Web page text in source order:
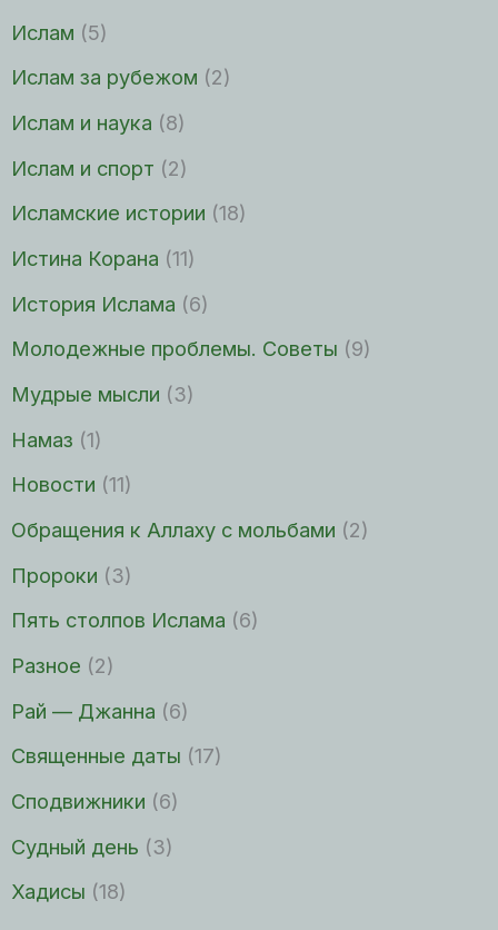
Ислам (5)
Ислам за рубежом (2)
Ислам и наука (8)
Ислам и спорт (2)
Исламские истории (18)
Истина Корана (11)
История Ислама (6)
Молодежные проблемы. Советы (9)
Мудрые мысли (3)
Намаз (1)
Новости (11)
Обращения к Аллаху с мольбами (2)
Пророки (3)
Пять столпов Ислама (6)
Разное (2)
Рай — Джанна (6)
Священные даты (17)
Сподвижники (6)
Судный день (3)
Хадисы (18)